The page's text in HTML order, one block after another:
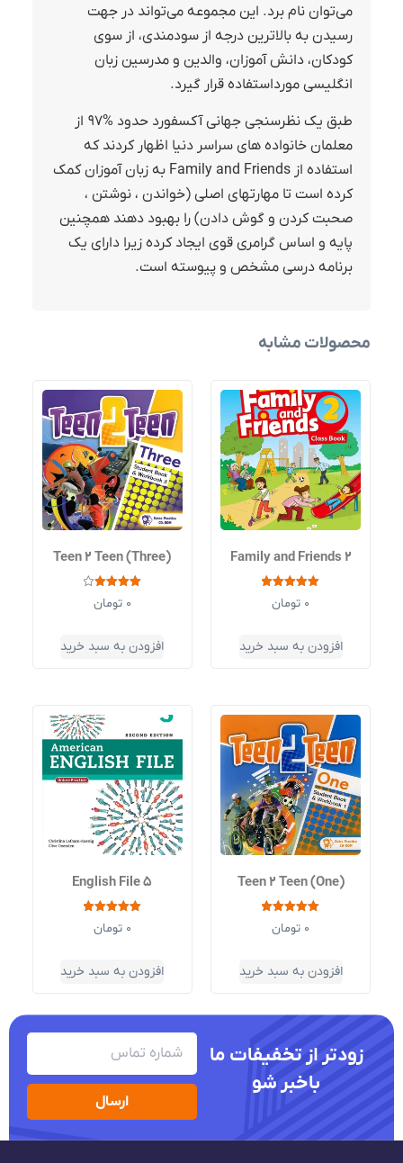
می‌توان نام برد. این مجموعه می‌تواند در جهت
رسیدن به بالاترین درجه از سودمندی، از سوی
کودکان، دانش آموزان، والدین و مدرسین زبان
انگلیسی مورداستفاده قرار گیرد.
طبق یک نظرسنجی جهانی آکسفورد حدود %۹۷ از
معلمان خانواده های سراسر دنیا اظهار کردند که
استفاده از Family and Friends به زبان آموزان کمک
کرده است تا مهارتهای اصلی (خواندن ، نوشتن ،
صحبت کردن و گوش دادن) را بهبود دهند همچنین
پایه و اساس گرامری قوی ایجاد کرده زیرا دارای یک
برنامه درسی مشخص و پیوسته است.
محصولات مشابه
Family and Friends 2
نمره
5.00 0 تومان
افزودن به سبد خرید
Teen 2 Teen (Three)
4.000 تومان
افزودن به سبد خرید
Teen 2 Teen (One)
نمره
5.00 0 تومان
افزودن به سبد خرید
English File 5
نمره
5.00 0 تومان
افزودن به سبد خرید
زودتر از تخفیفات ما
باخبر شو
ارسال